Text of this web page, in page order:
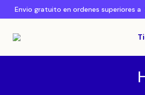
Envio gratuito en ordenes superiores